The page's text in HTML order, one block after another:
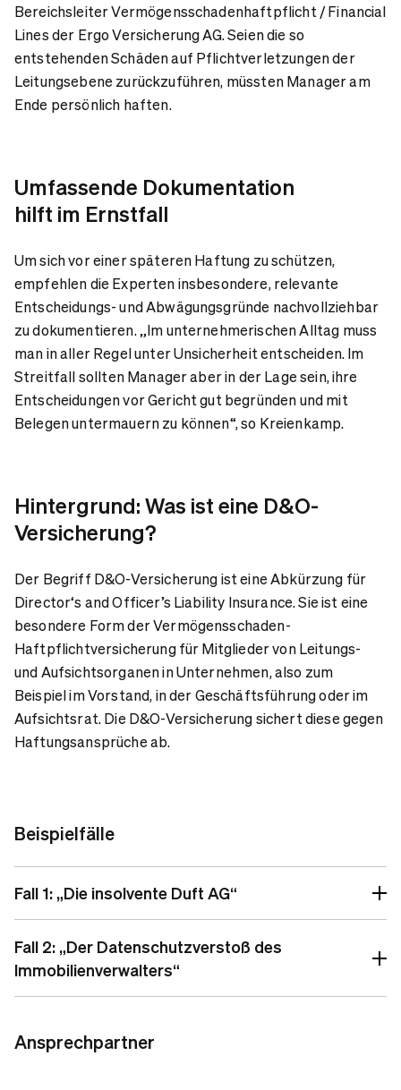
Bereichsleiter Vermögensschadenhaftpflicht / Financial
Lines der Ergo Versicherung AG. Seien die so
entstehenden Schäden auf Pflichtverletzungen der
Leitungsebene zurückzuführen, müssten Manager am
Ende persönlich haften.
Umfassende Dokumentation
hilft im Ernstfall
Um sich vor einer späteren Haftung zu schützen,
empfehlen die Experten insbesondere, relevante
Entscheidungs- und Abwägungsgründe nachvollziehbar
zu dokumentieren. „Im unternehmerischen Alltag muss
man in aller Regel unter Unsicherheit entscheiden. Im
Streitfall sollten Manager aber in der Lage sein, ihre
Entscheidungen vor Gericht gut begründen und mit
Belegen untermauern zu können“, so Kreienkamp.
Hintergrund: Was ist eine D&O-
Versicherung?
Der Begriff D&O-Versicherung ist eine Abkürzung für
Director‘s and Officer’s Liability Insurance. Sie ist eine
besondere Form der Vermögensschaden-
Haftpflichtversicherung für Mitglieder von Leitungs-
und Aufsichtsorganen in Unternehmen, also zum
Beispiel im Vorstand, in der Geschäftsführung oder im
Aufsichtsrat. Die D&O-Versicherung sichert diese gegen
Haftungsansprüche ab.
Beispielfälle
Fall 1: „Die insolvente Duft AG“
Fall 2: „Der Datenschutzverstoß des
Immobilienverwalters“
Ansprechpartner